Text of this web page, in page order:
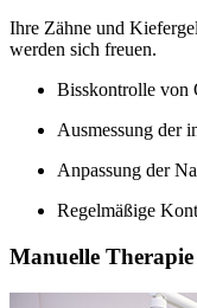
Ihre Zähne und
werden sich freuen.
Bisskontrolle von
Ausmessung der
Anpassung der
Regelmäßige
Manuelle